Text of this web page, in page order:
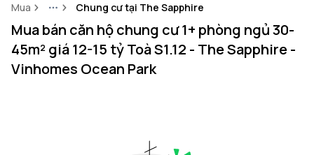
Mua MoreChung cư tại The Sapphire
Mua bán căn hộ chung cư 1+ phòng ngủ 30-
45m² giá 12-15 tỷ Toà S1.12 - The Sapphire -
Vinhomes Ocean Park